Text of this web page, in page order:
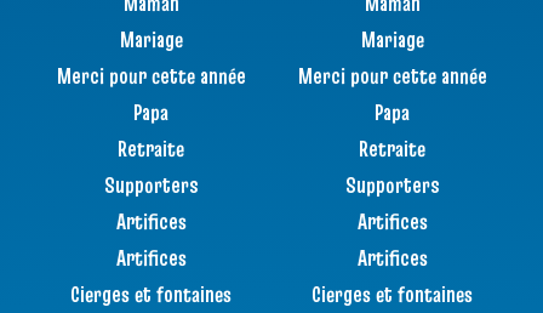
Mariage
Merci pour cette année
Papa
Retraite
Supporters
Artifices
Artifices
Cierges et fontaines
Mariage
Merci pour cette année
Papa
Retraite
Supporters
Artifices
Artifices
Cierges et fontaines